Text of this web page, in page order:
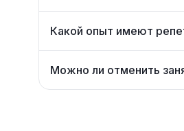
Какой опыт имеют
Можно ли отменить